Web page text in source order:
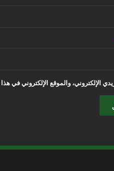
الإلكتروني، والموقع الإلكتروني في